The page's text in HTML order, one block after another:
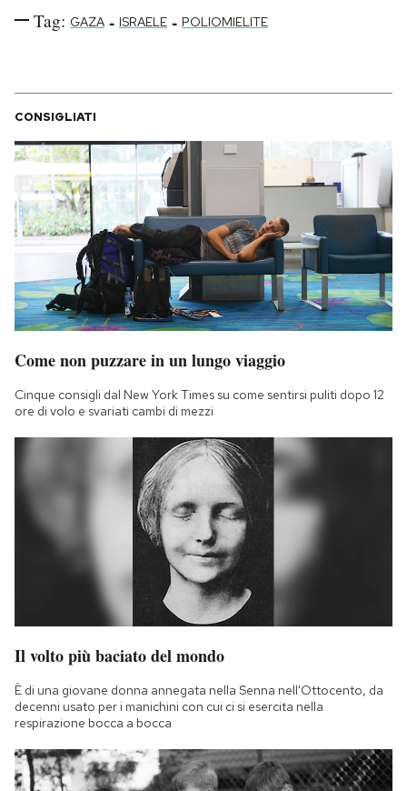
Tag: GAZA - ISRAELE - POLIOMIELITE
CONSIGLIATI
Come non puzzare in un lungo viaggio
Cinque consigli dal New York Times su come sentirsi puliti dopo 12
ore di volo e svariati cambi di mezzi
Il volto più baciato del mondo
È di una giovane donna annegata nella Senna nell'Ottocento, da
decenni usato per i manichini con cui ci si esercita nella
respirazione bocca a bocca